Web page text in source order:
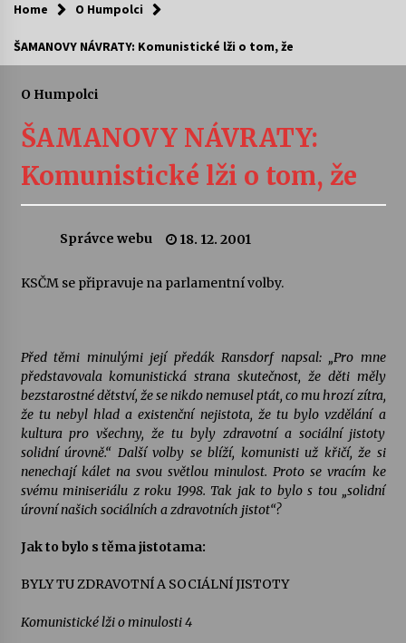
Kam za kulturou?
kapkou
Veselí muzikanti
28. 7. 2026
Letní koncerty ve Stromovce: Kolchoz a
Jenakaši
28. 7. 2026
Votavžatský ploty
23. 7. 2026
22. 7. 2026
Home O Humpolci
ŠAMANOVY NÁVRATY: Komunistické lži o tom, že
O Humpolci
ŠAMANOVY NÁVRATY:
Komunistické lži o tom, že
Správce webu 18. 12. 2001
KSČM se připravuje na parlamentní volby.
Před těmi minulými její předák Ransdorf napsal: „Pro mne
představovala komunistická strana skutečnost, že děti měly
bezstarostné dětství, že se nikdo nemusel ptát, co mu hrozí zítra,
že tu nebyl hlad a existenční nejistota, že tu bylo vzdělání a
kultura pro všechny, že tu byly zdravotní a sociální jistoty
solidní úrovně.“ Další volby se blíží, komunisti už křičí, že si
nenechají kálet na svou světlou minulost. Proto se vracím ke
svému miniseriálu z roku 1998. Tak jak to bylo s tou „solidní
úrovní našich sociálních a zdravotních jistot“?
Jak to bylo s těma jistotama:
BYLY TU ZDRAVOTNÍ A SOCIÁLNÍ JISTOTY
Komunistické lži o minulosti 4